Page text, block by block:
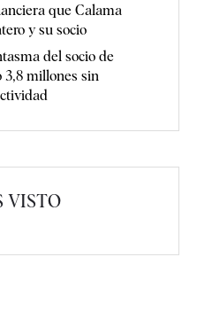
que Calama
y su socio
del socio de
3,8 millones sin
VISTO